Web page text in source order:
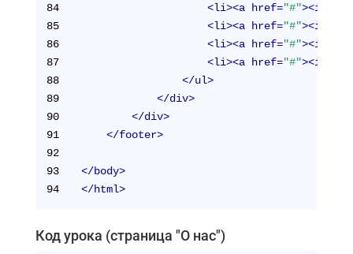
84
<li><a href="#"><i
85
<li><a href="#"><i
86
<li><a href="#"><i
87
<li><a href="#"><i
88
</ul>
89
</div>
90
</div>
91
</footer>
92
93
</body>
94
</html>
Код урока (страница "О нас")